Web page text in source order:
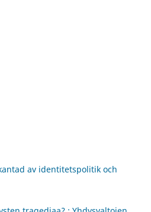
av identitetspolitik och